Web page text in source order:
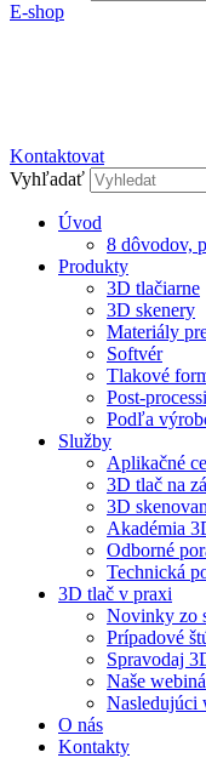
E-shop
Kontaktovat
Vyhľadať
Úvod
8 dôvodov,
Produkty
3D tlačiarne
3D skenery
Materiály
Softvér
Tlakové
Post-
Podľa
Služby
Aplikačné
3D tlač na
3D
Akadémia
Odborné
Technická
3D tlač v praxi
Novinky zo
Prípadové
Spravodaj
Naše
Nasledujúci
O nás
Kontakty